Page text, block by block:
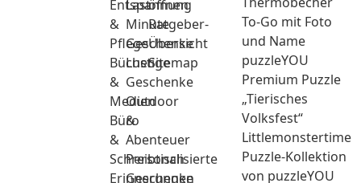
Entspannung
&
Pflege
Bücher
&
Medien
Büro
&
Schreibtisch
Erinnerungen
Last
Minute
Geschenke
Lustige
Geschenke
Outdoor
&
Abenteuer
Personalisierte
Geschenke
öffnen
Ratgeber-
Übersicht
Sitemap
To-Go mit Foto
und Name
puzzleYOU
Premium Puzzle
„Tierisches
Volksfest“
Littlemonstertime
Puzzle-Kollektion
von puzzleYOU